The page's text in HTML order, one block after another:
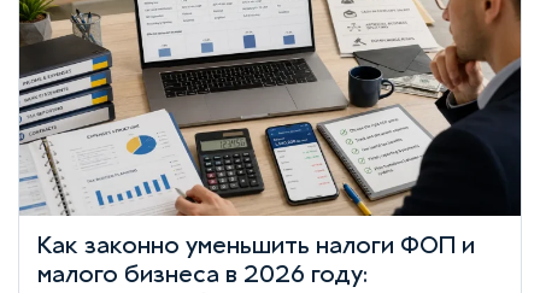
Как законно уменьшить налоги ФОП и
малого бизнеса в 2026 году: